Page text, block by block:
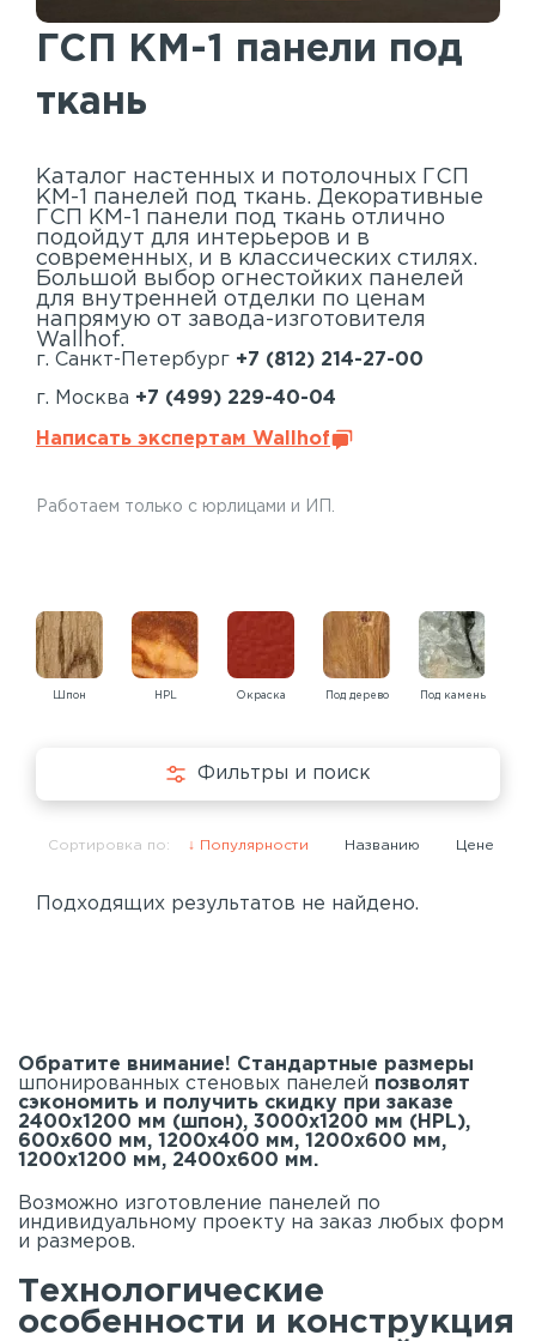
Акустические панели
Реечный потолок
Индивидуальные решения
ГСП КМ-1 панели под
ткань
Каталог настенных и потолочных ГСП
КМ-1 панелей под ткань. Декоративные
ГСП КМ-1 панели под ткань отлично
подойдут для интерьеров и в
современных, и в классических стилях.
Большой выбор огнестойких панелей
для внутренней отделки по ценам
напрямую от завода-изготовителя
Wallhof.
г. Санкт-Петербург +7 (812) 214-27-00
г. Москва +7 (499) 229-40-04
Написать экспертам Wallhof
Работаем только с юрлицами и ИП.
Шпон HPL Окраска Под дерево Под камень
Фильтры и поиск
Сортировка по: Популярности Названию Цене
Подходящих результатов не найдено.
Обратите внимание! Стандартные размеры
шпонированных стеновых панелей позволят
сэкономить и получить скидку при заказе
2400х1200 мм (шпон), 3000х1200 мм (HPL),
600х600 мм, 1200х400 мм, 1200х600 мм,
1200х1200 мм, 2400х600 мм.
Возможно изготовление панелей по
индивидуальному проекту на заказ любых форм
и размеров.
Технологические
особенности и конструкция